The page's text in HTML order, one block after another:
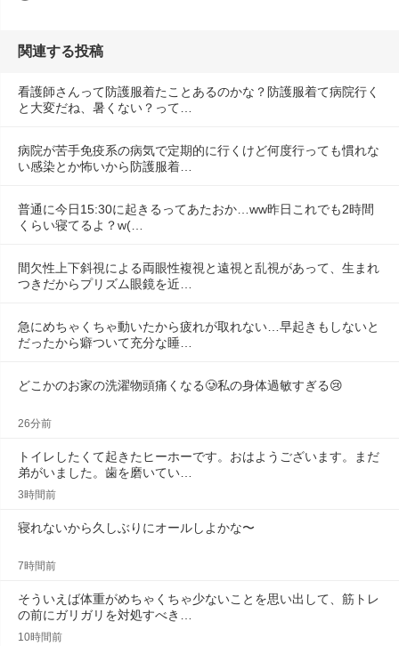
関連する投稿
看護師さんって防護服着たことあるのかな？防護服着て病院行く
と大変だね、暑くない？って…
病院が苦手免疫系の病気で定期的に行くけど何度行っても慣れな
い感染とか怖いから防護服着…
普通に今日15:30に起きるってあたおか…ww昨日これでも2時間
くらい寝てるよ？w(…
間欠性上下斜視による両眼性複視と遠視と乱視があって、生まれ
つきだからプリズム眼鏡を近…
急にめちゃくちゃ動いたから疲れが取れない…早起きもしないと
だったから癖ついて充分な睡…
どこかのお家の洗濯物頭痛くなる🥲私の身体過敏すぎる😢
26分前
トイレしたくて起きたヒーホーです。おはようございます。まだ
弟がいました。歯を磨いてい…
3時間前
寝れないから久しぶりにオールしよかな〜
7時間前
そういえば体重がめちゃくちゃ少ないことを思い出して、筋トレ
の前にガリガリを対処すべき…
10時間前